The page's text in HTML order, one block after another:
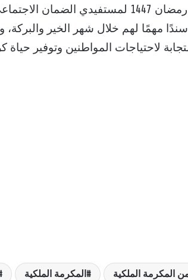
مع بدء إيداع معونة رمضان 1447
مهمًا لهم خلال شهر الخير والبركة،
لاحتياجات المواطنين وتوفير
المكرمة الملكية المكرمة الملكية